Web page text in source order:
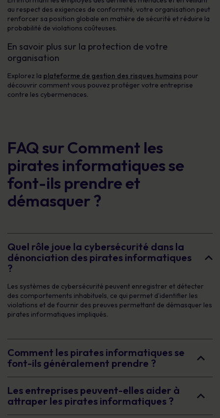
au respect des exigences de conformité, votre organisation peut
renforcer sa position globale en matière de sécurité et réduire la
probabilité de violations coûteuses.
En savoir plus sur la protection de votre
organisation
Explorez la plateforme de gestion des risques humains pour
découvrir comment vous pouvez protéger votre entreprise
contre les cybermenaces.
FAQ sur Comment les
pirates informatiques se
font-ils prendre et
démasquer ?
Quel rôle joue la cybersécurité dans la
dénonciation des pirates informatiques
?
Les systèmes de cybersécurité peuvent enregistrer et détecter
des comportements inhabituels, ce qui permet d’identifier les
violations et de fournir des preuves permettant de démasquer les
pirates informatiques impliqués.
Comment les pirates informatiques se
font-ils généralement prendre ?
Les entreprises peuvent-elles aider à
attraper les pirates informatiques ?